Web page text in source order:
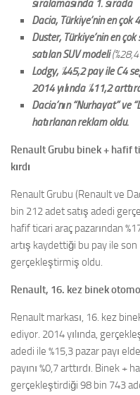
sıralamasında 1. sırada
Dacia, Türkiye’nin en çok
Duster, Türkiye’nin en
satılan SUV modeli
Lodgy, %45,2 pay ile C4
2014 yılında %11,2
Dacia’nın “Nurhayat” ve
hatırlanan reklam oldu.
Renault Grubu binek + hafif
kırdı
Renault Grubu (Renault ve
bin 212 adet satış adedi
hafif ticari araç pazarından
artış kaydettiği bu pay ile son
gerçekleştirmiş oldu.
Renault, 16. kez binek
Renault markası, 16. kez
ediyor. 2014 yılında,
adedi ile %15,3 pazar payı
payını %0,7 arttırdı. Binek +
gerçekleştirdiği 98 bin 743